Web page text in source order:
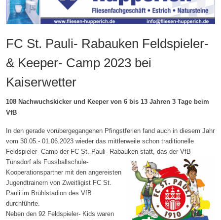
FC St. Pauli- Rabauken Feldspieler-
& Keeper- Camp 2023 bei
Kaiserwetter
108 Nachwuchskicker und Keeper von 6 bis 13 Jahren 3 Tage beim
VfB
In den gerade vorübergegangenen Pfingstferien fand auch in diesem Jahr
vom 30.05.- 01.06.2023 wieder das mittlerweile schon traditionelle
Feldspieler- Camp der FC St. Pauli- Rabauken statt, das der VfB
Tünsdorf als Fussballschule-
Kooperationspartner mit den angereisten
Jugendtrainern von Zweitligist FC St.
Pauli im Brühlstadion des VfB
durchführte.
Neben den 92 Feldspieler- Kids waren